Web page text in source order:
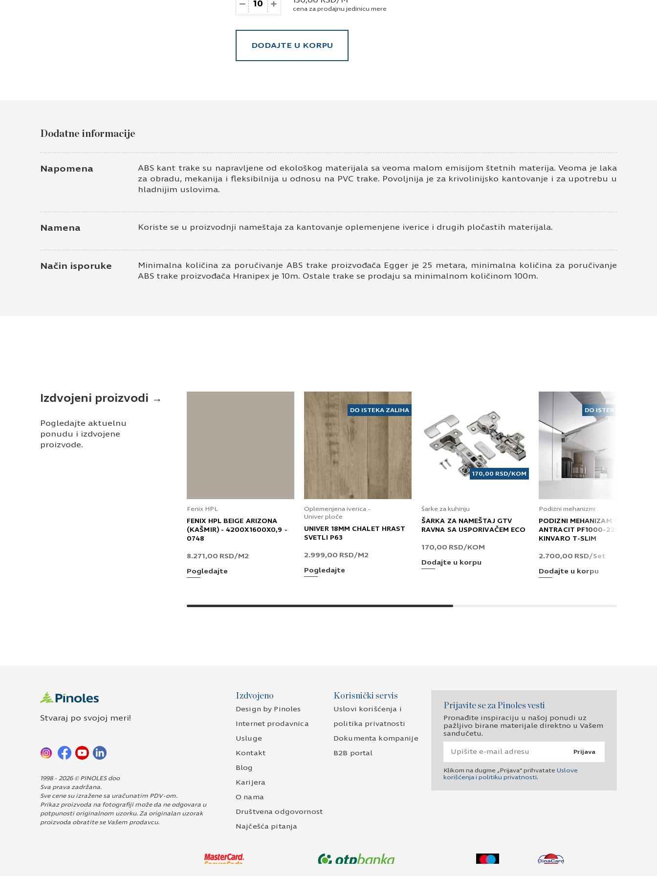
cena za prodajnu jedinicu mere
DODAJTE U KORPU
Dodatne informacije
Napomena
ABS kant trake su napravljene od ekološkog materijala sa veoma malom emisijom štetnih materija. Veoma je laka
za obradu, mekanija i fleksibilnija u odnosu na PVC trake. Povoljnija je za krivolinijsko kantovanje i za upotrebu u
hladnijim uslovima.
Namena Koriste se u proizvodnji nameštaja za kantovanje oplemenjene iverice i drugih pločastih materijala.
Način isporuke
Minimalna količina za poručivanje ABS trake proizvođača Egger je 25 metara, minimalna količina za poručivanje
ABS trake proizvođača Hranipex je 10m. Ostale trake se prodaju sa minimalnom količinom 100m.
Izdvojeni proizvodi →
Pogledajte aktuelnu
ponudu i izdvojene
proizvode.
Fenix HPL
FENIX HPL BEIGE ARIZONA
(KAŠMIR) - 4200X1600X0,9 -
0748
8.271,00 RSD/M2
Pogledajte
DO ISTEKA ZALIHA
Oplemenjena iverica -
Univer ploče
UNIVER 18MM CHALET HRAST
SVETLI P63
2.999,00 RSD/M2
Pogledajte
170,00 RSD/KOM
Šarke za kuhinju
ŠARKA ZA NAMEŠTAJ GTV
RAVNA SA USPORIVAČEM ECO
170,00 RSD/KOM
Dodajte u korpu
DO ISTEKA ZALIHA
Podizni mehanizmi
PODIZNI MEHANIZAM GRASS
ANTRACIT PF1000-2250 T
KINVARO T-SLIM
2.700,00 RSD/Set
Dodajte u korpu
Stvaraj po svojoj meri!
1998 - 2026 © PINOLES doo
Sva prava zadržana.
Sve cene su izražene sa uračunatim PDV-om.
Prikaz proizvoda na fotografiji može da ne odgovara u
potpunosti originalnom uzorku. Za originalan uzorak
proizvoda obratite se Vašem prodavcu.
Izdvojeno
Design by Pinoles
Internet prodavnica
Usluge
Kontakt
Blog
Karijera
O nama
Društvena odgovornost
Najčešća pitanja
Korisnički servis
Uslovi korišćenja i
politika privatnosti
Dokumenta kompanije
B2B portal
Prijavite se za Pinoles vesti
Pronađite inspiraciju u našoj ponudi uz
pažljivo birane materijale direktno u Vašem
sandučetu.
Prijava
Klikom na dugme „Prijava“ prihvatate Uslove
korišćenja i politiku privatnosti.